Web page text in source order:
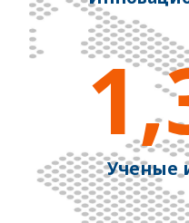
Ученые